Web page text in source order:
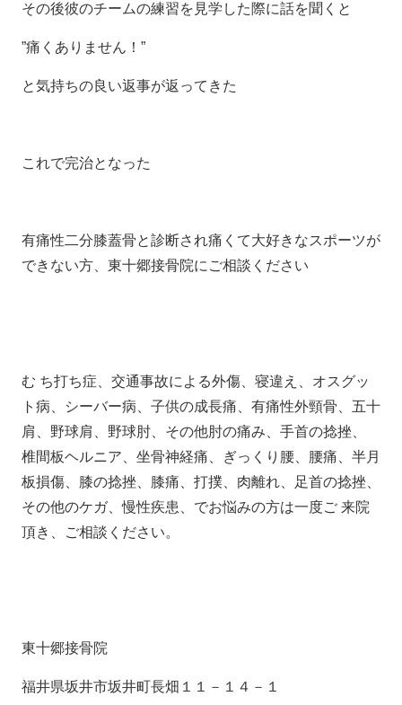
その後彼のチームの練習を見学した際に話を聞くと
”痛くありません！”
と気持ちの良い返事が返ってきた
これで完治となった
有痛性二分膝蓋骨と診断され痛くて大好きなスポーツが
できない方、東十郷接骨院にご相談ください
む ち打ち症、交通事故による外傷、寝違え、オスグッ
ト病、シーバー病、子供の成長痛、有痛性外頸骨、五十
肩、野球肩、野球肘、その他肘の痛み、手首の捻挫、
椎間板ヘルニア、坐骨神経痛、ぎっくり腰、腰痛、半月
板損傷、膝の捻挫、膝痛、打撲、肉離れ、足首の捻挫、
その他のケガ、慢性疾患、でお悩みの方は一度ご 来院
頂き、ご相談ください。
東十郷接骨院
福井県坂井市坂井町長畑１１－１４－１